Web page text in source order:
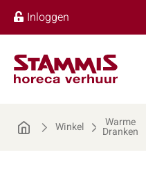
Inloggen
Winkel Warme
Dranken